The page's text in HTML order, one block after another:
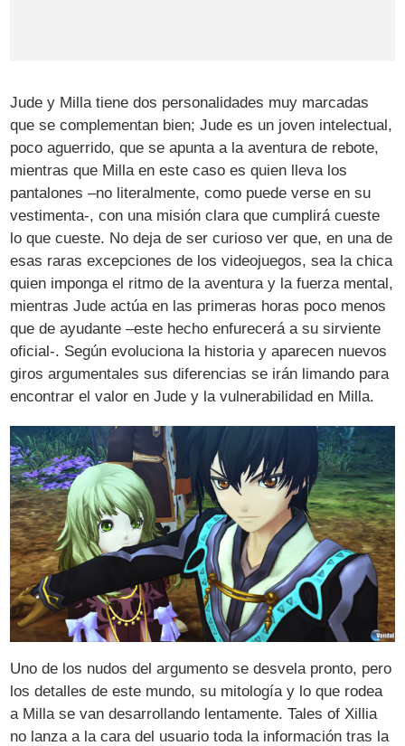
Jude y Milla tiene dos personalidades muy marcadas
que se complementan bien; Jude es un joven intelectual,
poco aguerrido, que se apunta a la aventura de rebote,
mientras que Milla en este caso es quien lleva los
pantalones –no literalmente, como puede verse en su
vestimenta-, con una misión clara que cumplirá cueste
lo que cueste. No deja de ser curioso ver que, en una de
esas raras excepciones de los videojuegos, sea la chica
quien imponga el ritmo de la aventura y la fuerza mental,
mientras Jude actúa en las primeras horas poco menos
que de ayudante –este hecho enfurecerá a su sirviente
oficial-. Según evoluciona la historia y aparecen nuevos
giros argumentales sus diferencias se irán limando para
encontrar el valor en Jude y la vulnerabilidad en Milla.
Uno de los nudos del argumento se desvela pronto, pero
los detalles de este mundo, su mitología y lo que rodea
a Milla se van desarrollando lentamente. Tales of Xillia
no lanza a la cara del usuario toda la información tras la